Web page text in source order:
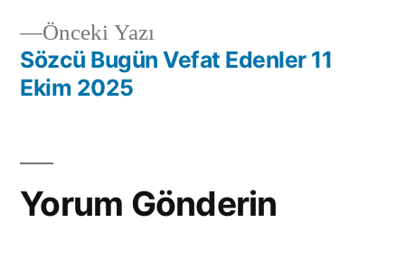
Önceki Yazı
Sözcü Bugün Vefat Edenler 11
Ekim 2025
Yorum Gönderin